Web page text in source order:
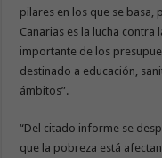
pilares en los que se basa,
Canarias es la lucha
importante de los
destinado a educación,
ámbitos”.
“Del citado informe se
que la pobreza está